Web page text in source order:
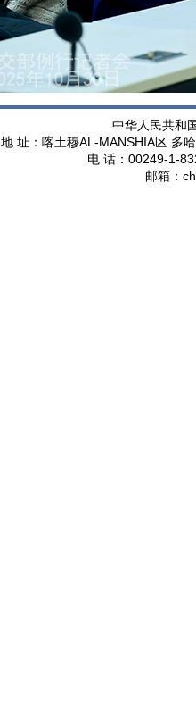
中华人民共和
地 址：喀土穆AL-MANSHIA区 多
电 话： 00249-1-
邮箱：